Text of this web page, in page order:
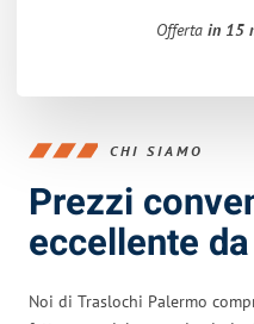
Offerta in 15
CHI SIAMO
Prezzi
eccellente
Noi di Traslochi Palermo